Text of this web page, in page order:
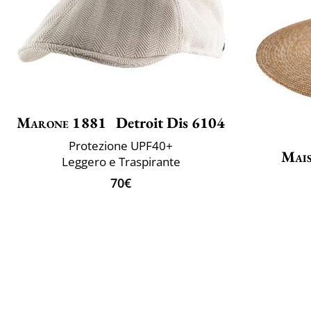
Marone 1881 Detroit Dis 6104
Protezione UPF40+
Leggero e Traspirante
70€